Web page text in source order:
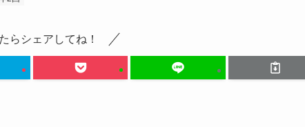
らシェアしてね！